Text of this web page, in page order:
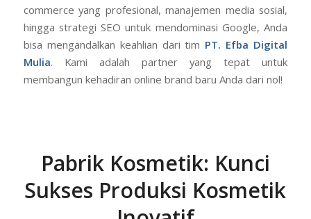
commerce yang profesional, manajemen media sosial,
hingga strategi SEO untuk mendominasi Google, Anda
bisa mengandalkan keahlian dari tim PT. Efba Digital
Mulia. Kami adalah partner yang tepat untuk
membangun kehadiran online brand baru Anda dari nol!
Pabrik Kosmetik: Kunci
Sukses Produksi Kosmetik